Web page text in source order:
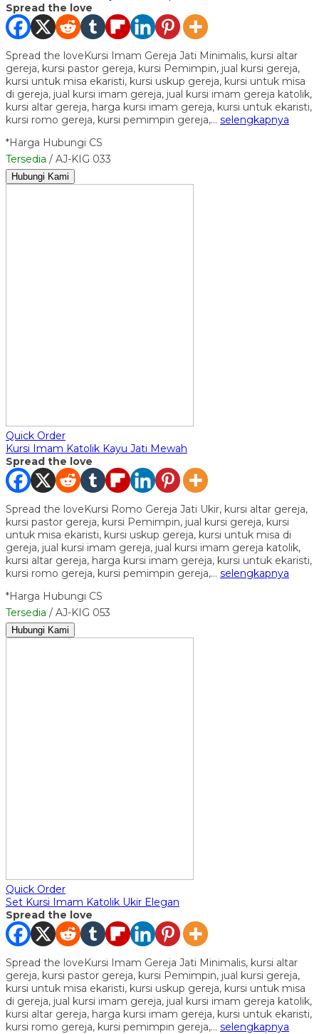
Spread the love
Spread the loveKursi Imam Gereja Jati Minimalis, kursi altar
gereja, kursi pastor gereja, kursi Pemimpin, jual kursi gereja,
kursi untuk misa ekaristi, kursi uskup gereja, kursi untuk misa
di gereja, jual kursi imam gereja, jual kursi imam gereja katolik,
kursi altar gereja, harga kursi imam gereja, kursi untuk ekaristi,
kursi romo gereja, kursi pemimpin gereja,… selengkapnya
*Harga Hubungi CS
Tersedia / AJ-KIG 033
Hubungi Kami
Quick Order
Kursi Imam Katolik Kayu Jati Mewah
Spread the love
Spread the loveKursi Romo Gereja Jati Ukir, kursi altar gereja,
kursi pastor gereja, kursi Pemimpin, jual kursi gereja, kursi
untuk misa ekaristi, kursi uskup gereja, kursi untuk misa di
gereja, jual kursi imam gereja, jual kursi imam gereja katolik,
kursi altar gereja, harga kursi imam gereja, kursi untuk ekaristi,
kursi romo gereja, kursi pemimpin gereja,… selengkapnya
*Harga Hubungi CS
Tersedia / AJ-KIG 053
Hubungi Kami
Quick Order
Set Kursi Imam Katolik Ukir Elegan
Spread the love
Spread the loveKursi Imam Gereja Jati Minimalis, kursi altar
gereja, kursi pastor gereja, kursi Pemimpin, jual kursi gereja,
kursi untuk misa ekaristi, kursi uskup gereja, kursi untuk misa
di gereja, jual kursi imam gereja, jual kursi imam gereja katolik,
kursi altar gereja, harga kursi imam gereja, kursi untuk ekaristi,
kursi romo gereja, kursi pemimpin gereja,… selengkapnya